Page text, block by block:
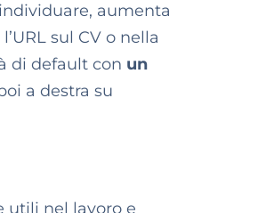
aumenta
sul CV o nella
di default con un
a destra su
utili nel lavoro e